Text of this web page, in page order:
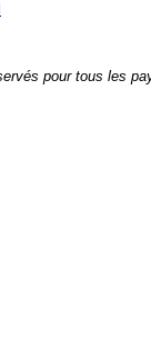
pour tous les